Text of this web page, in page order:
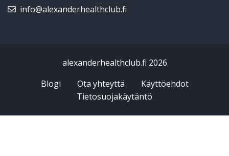
info@alexanderhealthclub.fi
alexanderhealthclub.fi 2026
Blogi
Ota yhteyttä
Käyttöehdot
Tietosuojakäytäntö